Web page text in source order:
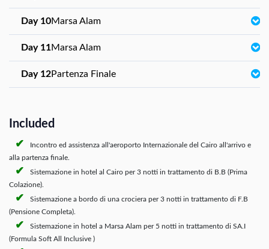
Day 10Marsa Alam
Day 11Marsa Alam
Day 12Partenza Finale
Included
Incontro ed assistenza all'aeroporto Internazionale del Cairo all'arrivo e
alla partenza finale.
Sistemazione in hotel al Cairo per 3 notti in trattamento di B.B (Prima
Colazione).
Sistemazione a bordo di una crociera per 3 notti in trattamento di F.B
(Pensione Completa).
Sistemazione in hotel a Marsa Alam per 5 notti in trattamento di SA.I
(Formula Soft All Inclusive )